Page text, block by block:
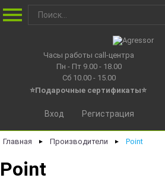
Часы работы call-центра
Пн - Пт 9.00 - 18.00
Сб 10.00 - 15.00
⭐Подарочные сертификаты⭐
Вход Регистрация
Главная ► Производители ► Point
Point